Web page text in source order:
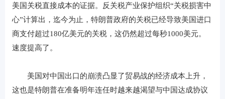
美国关税直接成本的证据。反关税产业保护组织“关税损害中
心”计算出，迄今为止，特朗普政府的关税已经导致美国进口
商支付超过180亿美元的关税，这仍然超过每秒1000美元。
速度提高了。
美国对中国出口的崩溃凸显了贸易战的经济成本上升，
这也是特朗普在准备明年连任时越来越渴望与中国达成协议